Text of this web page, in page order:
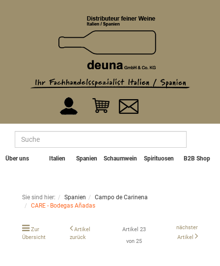
Über uns Italien Spanien Schaumwein Spirituosen B2B Shop
Sie sind hier: Spanien
Campo de Carinena
CARE - Bodegas Añadas
Zur
Übersicht
Artikel
zurück
Artikel 23
von 25
nächster
Artikel